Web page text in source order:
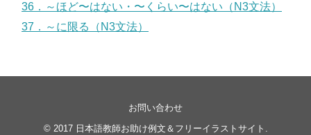
36．～ほど〜はない・〜くらい〜はない（N3文法）
37．～に限る（N3文法）
お問い合わせ
© 2017 日本語教師お助け例文＆フリーイラストサイト